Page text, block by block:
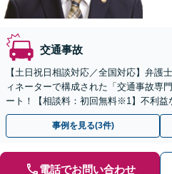
交通事故
【土日祝日相談対応／全国対応】弁護
ィネーターで構成された「交通事故専
ート！【相談料：初回無料※1】不利益
ぐ相談！
事例を見る(3件)
電話でお問い合わせ